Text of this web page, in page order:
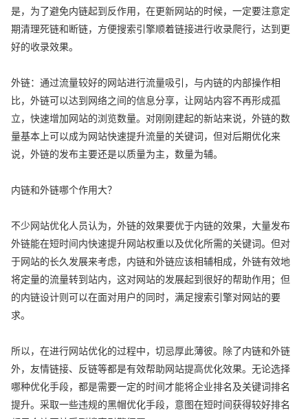
是，为了避免内链起到反作用，在更新网站的时候，一定要注意定
期清理死链和断链，方便搜索引擎顺着链接进行收录爬行，达到更
好的收录效果。
外链：通过流量较好的网站进行流量吸引，与内链的内部操作相
比，外链可以达到网络之间的信息分享，让网站内容不再形成孤
立，快速增加网站的浏览数量。对刚刚建起的新站来说，外链的数
量基本上可以成为网站快速提升流量的关键词，但对后期优化来
说，外链的发布主要还是以质量为主，数量为辅。
内链和外链哪个作用大？
不少网站优化人员认为，外链的效果要优于内链的效果，大量发布
外链能在短时间内快速提升网站权重以及优化所需的关键词。但对
于网站的长久发展来考虑，内链和外链应该相辅相成，外链有效地
将定量的流量转到站内，这对网站的发展起到很好的帮助作用；但
的内链设计则可以在面对用户的同时，满足搜索引擎对网站的要
求。
所以，在进行网站优化的过程中，切忌厚此薄彼。除了内链和外链
外，友情链接、反链等都是有效帮助网站提高优化效果。无论选择
哪种优化手段，都是需要一定的时间才能将企业排名及关键词排名
提升。采取一些违规的黑帽优化手段，意图在短时间获得较好排名